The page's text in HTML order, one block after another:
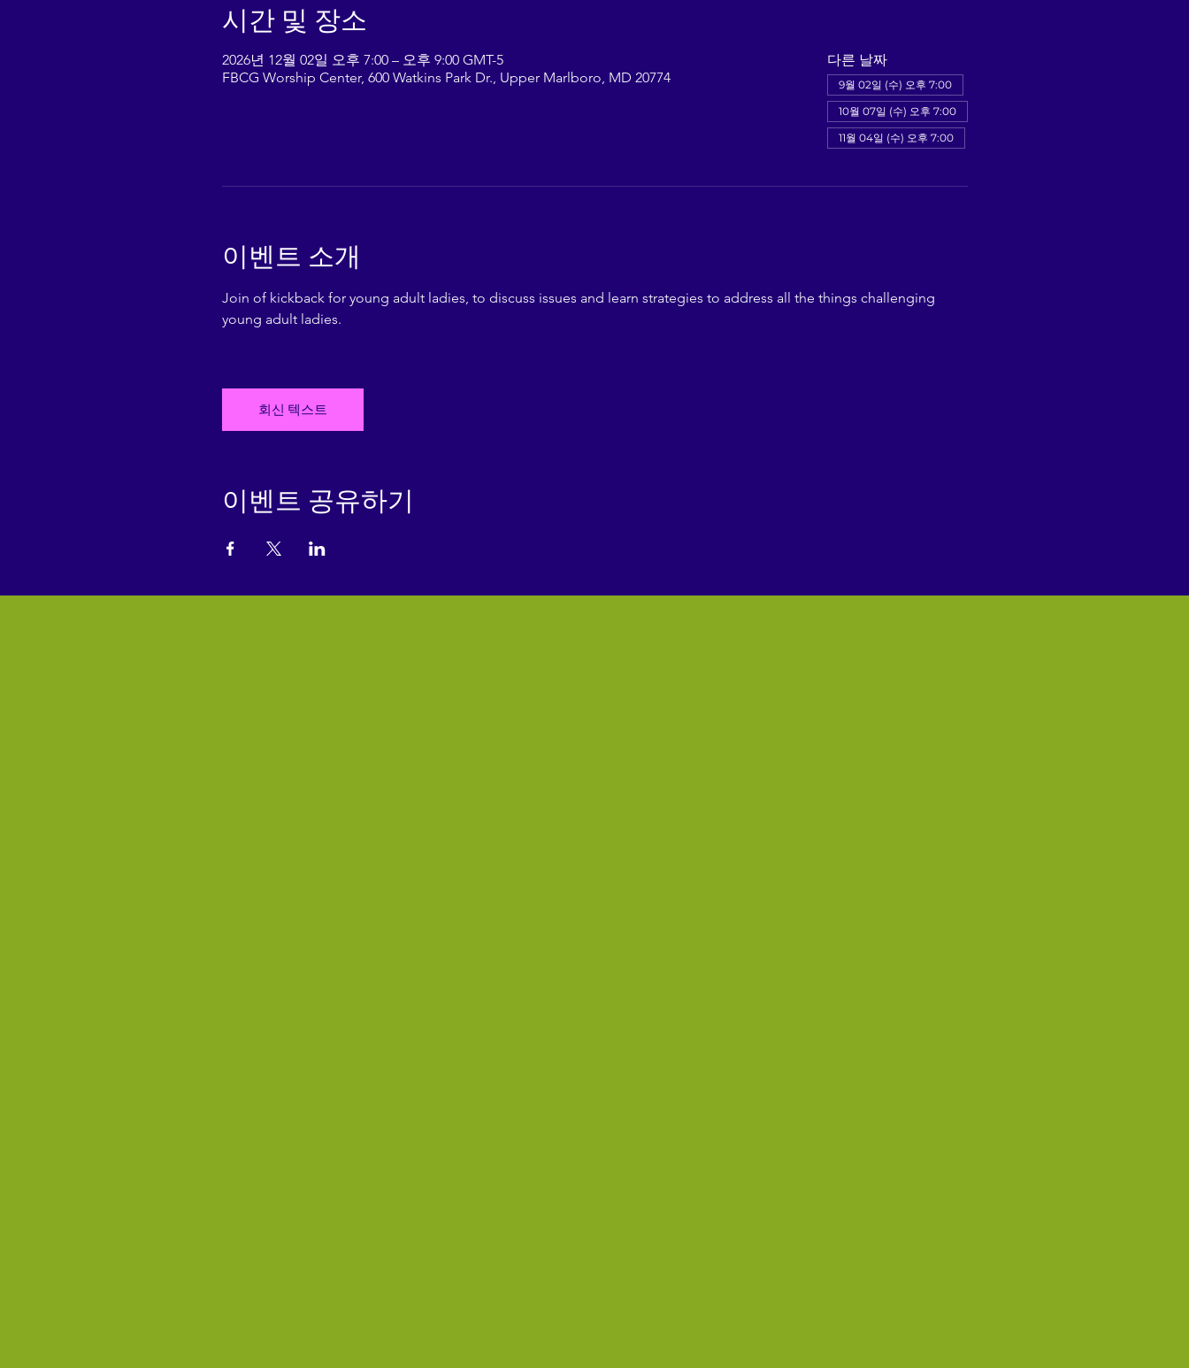
시간 및 장소
2026년 12월 02일 오후 7:00 – 오후 9:00 GMT-5
FBCG Worship Center, 600 Watkins Park Dr., Upper Marlboro, MD 20774
다른 날짜
9월 02일 (수) 오후 7:00
10월 07일 (수) 오후 7:00
11월 04일 (수) 오후 7:00
이벤트 소개
Join of kickback for young adult ladies, to discuss issues and learn strategies to address all the things challenging
young adult ladies.
회신 텍스트
이벤트 공유하기